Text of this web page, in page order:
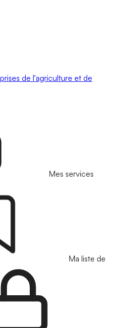
de l'agriculture et de
Mes services
Ma liste de